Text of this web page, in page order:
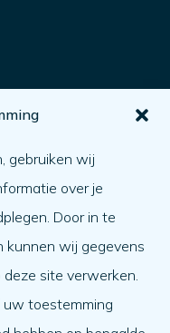
gebruiken wij
over je
Door in te
kunnen wij gegevens
site verwerken.
toestemming